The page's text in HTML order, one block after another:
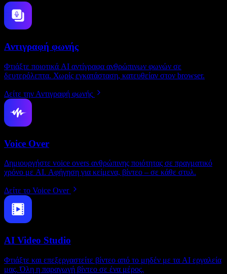
Αντιγραφή φωνής
Φτιάξτε ποιοτικά AI αντίγραφα ανθρώπινων φωνών σε
δευτερόλεπτα. Χωρίς εγκατάσταση, κατευθείαν στον browser.
Δείτε την Αντιγραφή φωνής
Voice Over
Δημιουργήστε voice overs ανθρώπινης ποιότητας σε πραγματικό
χρόνο με AI. Αφήγηση για κείμενα, βίντεο – σε κάθε στυλ.
Δείτε το Voice Over
AI Video Studio
Φτιάξτε και επεξεργαστείτε βίντεο από το μηδέν με τα AI εργαλεία
μας. Όλη η παραγωγή βίντεο σε ένα μέρος.